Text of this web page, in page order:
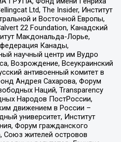
Ltd, The Insider, Институт
и Восточной Европы,
22 Foundation, Канадский
Макдональда-Лорье,
Канады,
научный центр им Вудро
Возрождение, Всеукраинский
антивоенный комитет в
Андрея Сахарова, Форум
Наций, Transparеncy
Народов ПостРоссии,
движением в России –
университет, Институт
Форум гражданского
Союз жителей островов